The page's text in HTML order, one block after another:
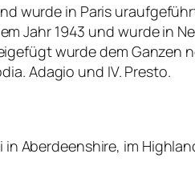
wurde in Paris
Jahr 1943 und wurde in
wurde dem
Adagio und IV. Presto.
Aberdeenshire, im